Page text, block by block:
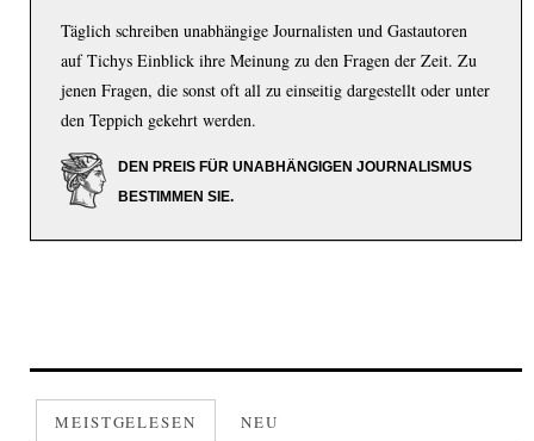
Täglich schreiben unabhängige Journalisten und Gastautoren
auf Tichys Einblick ihre Meinung zu den Fragen der Zeit. Zu
jenen Fragen, die sonst oft all zu einseitig dargestellt oder unter
den Teppich gekehrt werden.
DEN PREIS FÜR UNABHÄNGIGEN JOURNALISMUS
BESTIMMEN SIE.
MEISTGELESEN NEU